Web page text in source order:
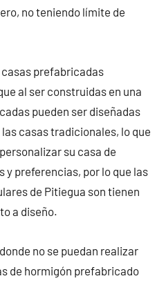
no teniendo límite de
casas prefabricadas
al ser construidas en una
pueden ser diseñadas
casas tradicionales, lo que
su casa de
y preferencias, por lo que las
de Pitiegua son tienen
a diseño.
no se puedan realizar
de hormigón prefabricado